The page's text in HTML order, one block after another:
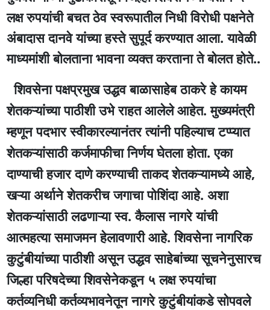
लक्ष रुपयांची बचत ठेव स्वरूपातील निधी विरोधी पक्षनेते
अंबादास दानवे यांच्या हस्ते सुपूर्द करण्यात आला. यावेळी
माध्यमांशी बोलताना भावना व्यक्त करताना ते बोलत होते..
शिवसेना पक्षप्रमुख उद्धव बाळासाहेब ठाकरे हे कायम
शेतकऱ्यांच्या पाठीशी उभे राहत आलेले आहेत. मुख्यमंत्री
म्हणून पदभार स्वीकारल्यानंतर त्यांनी पहिल्याच टप्प्यात
शेतकऱ्यांसाठी कर्जमाफीचा निर्णय घेतला होता. एका
दाण्याची हजार दाणे करण्याची ताकद शेतकऱ्यामध्ये आहे,
खऱ्या अर्थाने शेतकरीच जगाचा पोशिंदा आहे. अशा
शेतकऱ्यांसाठी लढणाऱ्या स्व. कैलास नागरे यांची
आत्महत्या समाजमन हेलावणारी आहे. शिवसेना नागरिक
कुटुंबीयांच्या पाठीशी असून उद्धव साहेबांच्या सूचनेनुसारच
जिल्हा परिषदेच्या शिवसेनेकडून ५ लक्ष रुपयांचा
कर्तव्यनिधी कर्तव्यभावनेतून नागरे कुटुंबीयांकडे सोपवले